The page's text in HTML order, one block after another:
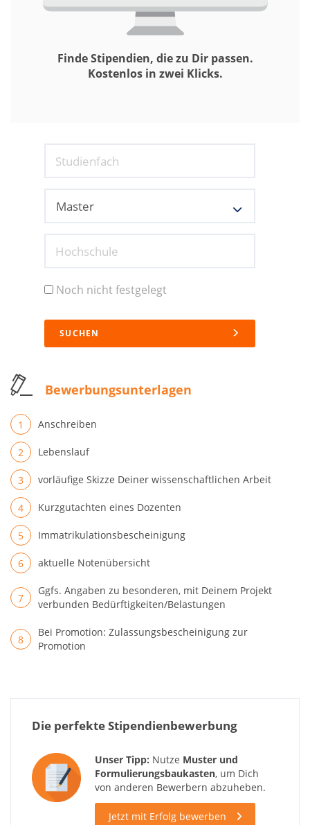
Finde Stipendien, die zu Dir passen.
Kostenlos in zwei Klicks.
Studienfach
Hochschule
Noch nicht festgelegt
SUCHEN
Bewerbungsunterlagen
Anschreiben
Lebenslauf
vorläufige Skizze Deiner wissenschaftlichen Arbeit
Kurzgutachten eines Dozenten
Immatrikulationsbescheinigung
aktuelle Notenübersicht
Ggfs. Angaben zu besonderen, mit Deinem Projekt
verbunden Bedürftigkeiten/Belastungen
Bei Promotion: Zulassungsbescheinigung zur
Promotion
Die perfekte Stipendienbewerbung
Unser Tipp: Nutze Muster und
Formulierungsbaukasten, um Dich
von anderen Bewerbern abzuheben.
Jetzt mit Erfolg bewerben